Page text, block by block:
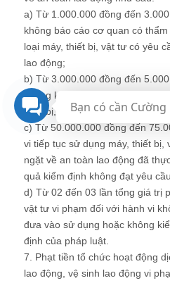
a) Từ 1.000.000 đồng đến
không báo cáo cơ quan có
loại máy, thiết bị, vật tư có yêu
lao động;
b) Từ 3.000.000 đồng đến
không khai báo trước khi đưa
thiết bị, vật tư có yêu cầu
c) Từ 50.000.000 đồng đến
vi tiếp tục sử dụng máy, thiết bị,
ngặt về an toàn lao động đã
quả kiểm định không đạt yêu
d) Từ 02 đến 03 lần tổng giá trị
vật tư vi phạm đối với hành vi
đưa vào sử dụng hoặc không
định của pháp luật.
7. Phạt tiền tổ chức hoạt động
lao động, vệ sinh lao động vi
Bạn có cần